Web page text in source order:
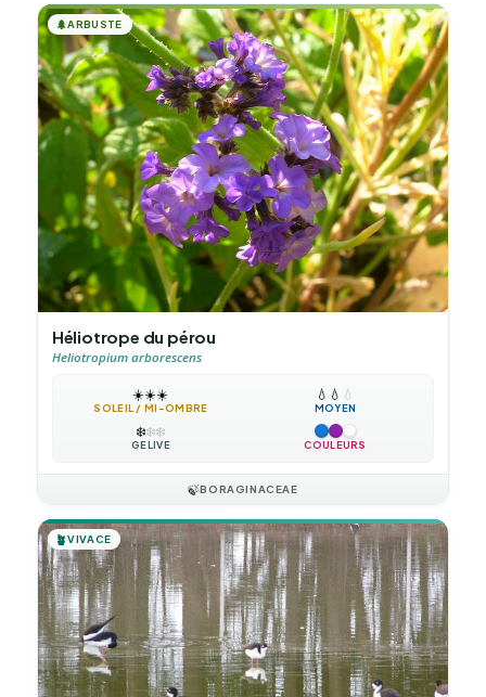
🌲ARBUSTE
Héliotrope du pérou
Heliotropium arborescens
☀️☀️☀️
SOLEIL / MI-OMBRE
💧 💧 💧
MOYEN
❄️❄️❄️
GÉLIVE COULEURS
🍃BORAGINACEAE
🪴VIVACE